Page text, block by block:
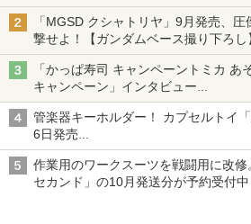
「MGSD クシャトリヤ」9月発売、
撃せよ！【ガンダムベース撮り下ろし
「かっぱ寿司 キャンペーントミカ あ
キャンペーン」インタビュー
子どもが楽しめるかっぱ寿司ならで
追求
管楽器キーホルダー！ カプセルトイ
6日発売
チューバ、テナサクなど5種各3色
作業用のワークスーツを戦闘用に改
セカンド」の10月発送分が予約受付